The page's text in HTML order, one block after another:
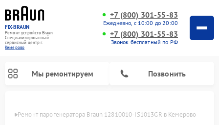
FIX-BRAUN
Ремонт устройств Braun
Специализированный
cервисный центр г.
Кемерово
+7 (800) 301-55-83
Ежедневно, с 10:00 до 20:00
+7 (800) 301-55-83
Звонок бесплатный по РФ
Мы ремонтируем Позвонить
Ремонт парогенератора Braun 12810010-IS1013GR в Кемерово